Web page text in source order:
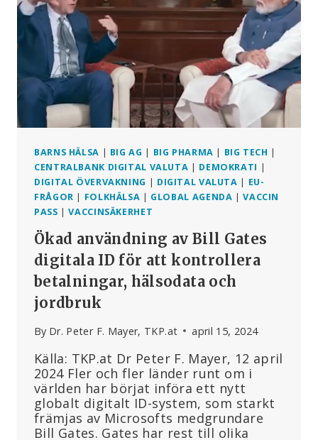
BARNS HÄLSA | BIG AG | BIG PHARMA | BIG TECH |
CENTRALBANK DIGITAL VALUTA | DEMOKRATI |
DIGITAL ÖVERVAKNING | DIGITAL VALUTA | EU-
FRÅGOR | FOLKHÄLSA | GLOBAL AGENDA |VACCIN
PASS |VACCINSÄKERHET
Ökad användning av Bill Gates
digitala ID för att kontrollera
betalningar, hälsodata och
jordbruk
By Dr. Peter F. Mayer, TKP.at april 15, 2024
Källa: TKP.at Dr Peter F. Mayer, 12 april
2024 Fler och fler länder runt om i
världen har börjat införa ett nytt
globalt digitalt ID-system, som starkt
främjas av Microsofts medgrundare
Bill Gates. Gates har rest till olika